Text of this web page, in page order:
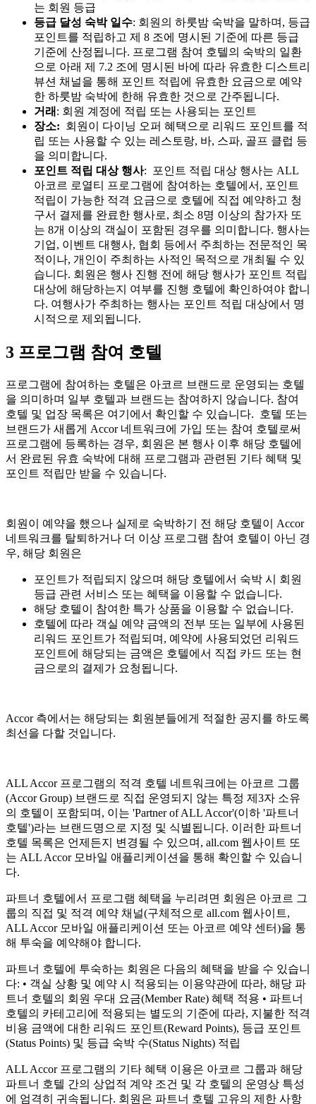
는 회원 등급
등급 달성 숙박 일수: 회원의 하룻밤 숙박을 말하며, 등급
포인트를 적립하고 제 8 조에 명시된 기준에 따른 등급
기준에 산정됩니다. 프로그램 참여 호텔의 숙박의 일환
으로 아래 제 7.2 조에 명시된 바에 따라 유효한 디스트리
뷰션 채널을 통해 포인트 적립에 유효한 요금으로 예약
한 하룻밤 숙박에 한해 유효한 것으로 간주됩니다.
거래 : 회원 계정에 적립 또는 사용되는 포인트
장소: 회원이 다이닝 오퍼 혜택으로 리워드 포인트를 적
립 또는 사용할 수 있는 레스토랑, 바, 스파, 골프 클럽 등
을 의미합니다.
포인트 적립 대상 행사: 포인트 적립 대상 행사는 ALL
아코르 로열티 프로그램에 참여하는 호텔에서, 포인트
적립이 가능한 적격 요금으로 호텔에 직접 예약하고 청
구서 결제를 완료한 행사로, 최소 8명 이상의 참가자 또
는 8개 이상의 객실이 포함된 경우를 의미합니다. 행사는
기업, 이벤트 대행사, 협회 등에서 주최하는 전문적인 목
적이나, 개인이 주최하는 사적인 목적으로 개최될 수 있
습니다. 회원은 행사 진행 전에 해당 행사가 포인트 적립
대상에 해당하는지 여부를 진행 호텔에 확인하여야 합니
다. 여행사가 주최하는 행사는 포인트 적립 대상에서 명
시적으로 제외됩니다.
3 프로그램 참여 호텔
프로그램에 참여하는 호텔은 아코르 브랜드로 운영되는 호텔
을 의미하며 일부 호텔과 브랜드는 참여하지 않습니다. 참여
호텔 및 업장 목록은 여기에서 확인할 수 있습니다. 호텔 또는
브랜드가 새롭게 Accor 네트워크에 가입 또는 참여 호텔로써
프로그램에 등록하는 경우, 회원은 본 행사 이후 해당 호텔에
서 완료된 유효 숙박에 대해 프로그램과 관련된 기타 혜택 및
포인트 적립만 받을 수 있습니다.
회원이 예약을 했으나 실제로 숙박하기 전 해당 호텔이 Accor
네트워크를 탈퇴하거나 더 이상 프로그램 참여 호텔이 아닌 경
우, 해당 회원은
포인트가 적립되지 않으며 해당 호텔에서 숙박 시 회원
등급 관련 서비스 또는 혜택을 이용할 수 없습니다.
해당 호텔이 참여한 특가 상품을 이용할 수 없습니다.
호텔에 따라 객실 예약 금액의 전부 또는 일부에 사용된
리워드 포인트가 적립되며, 예약에 사용되었던 리워드
포인트에 해당되는 금액은 호텔에서 직접 카드 또는 현
금으로의 결제가 요청됩니다.
Accor 측에서는 해당되는 회원분들에게 적절한 공지를 하도록
최선을 다할 것입니다.
ALL Accor 프로그램의 적격 호텔 네트워크에는 아코르 그룹
(Accor Group) 브랜드로 직접 운영되지 않는 특정 제3자 소유
의 호텔이 포함되며, 이는 'Partner of ALL Accor'(이하 '파트너
호텔')라는 브랜드명으로 지정 및 식별됩니다. 이러한 파트너
호텔 목록은 언제든지 변경될 수 있으며, all.com 웹사이트 또
는 ALL Accor 모바일 애플리케이션을 통해 확인할 수 있습니
다.
파트너 호텔에서 프로그램 혜택을 누리려면 회원은 아코르 그
룹의 직접 및 적격 예약 채널(구체적으로 all.com 웹사이트,
ALL Accor 모바일 애플리케이션 또는 아코르 예약 센터)을 통
해 투숙을 예약해야 합니다.
파트너 호텔에 투숙하는 회원은 다음의 혜택을 받을 수 있습니
다: • 객실 상황 및 예약 시 적용되는 이용약관에 따라, 해당 파
트너 호텔의 회원 우대 요금(Member Rate) 혜택 적용 • 파트너
호텔의 카테고리에 적용되는 별도의 기준에 따라, 지불한 적격
비용 금액에 대한 리워드 포인트(Reward Points), 등급 포인트
(Status Points) 및 등급 숙박 수(Status Nights) 적립
ALL Accor 프로그램의 기타 혜택 이용은 아코르 그룹과 해당
파트너 호텔 간의 상업적 계약 조건 및 각 호텔의 운영상 특성
에 엄격히 귀속됩니다. 회원은 파트너 호텔 고유의 제한 사항